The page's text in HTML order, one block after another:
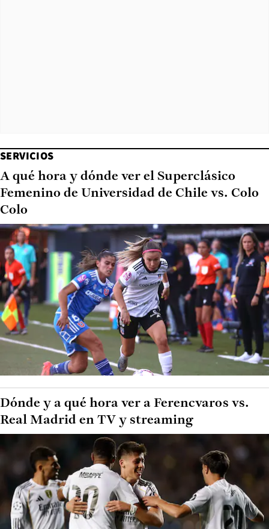
SERVICIOS
A qué hora y dónde ver el Superclásico
Femenino de Universidad de Chile vs. Colo
Colo
Dónde y a qué hora ver a Ferencvaros vs.
Real Madrid en TV y streaming